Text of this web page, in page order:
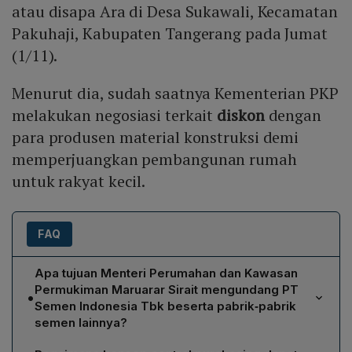
atau disapa Ara di Desa Sukawali, Kecamatan
Pakuhaji, Kabupaten Tangerang pada Jumat
(1/11).
Menurut dia, sudah saatnya Kementerian PKP
melakukan negosiasi terkait diskondengan
para produsen material konstruksi demi
memperjuangkan pembangunan rumah
untuk rakyat kecil.
FAQ
•
Apa tujuan Menteri Perumahan dan Kawasan
Permukiman Maruarar Sirait mengundang PT
Semen Indonesia Tbk beserta pabrik‑pabrik
semen lainnya?
Menteri Maruarar mengundang PT Semen Indonesia